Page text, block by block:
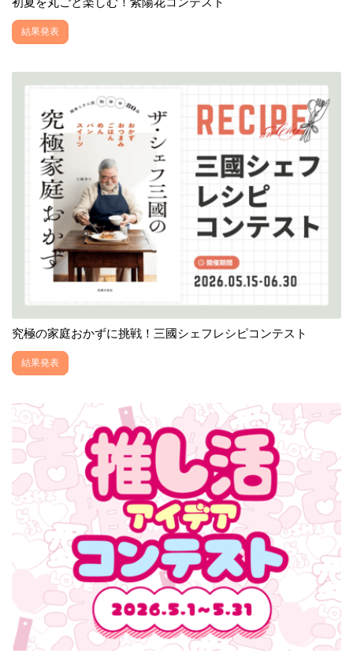
結果発表
究極の家庭おかずに挑戦！三國シェフレシピコンテスト
結果発表